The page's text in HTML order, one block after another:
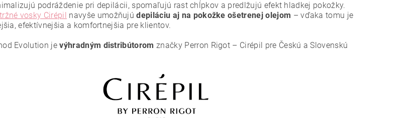
podráždenie pri depilácii, spomaľujú rast chĺpkov a predlžujú efekt hladkej pokožky.
vosky Cirépil navyše umožňujúdepiláciu aj na pokožke ošetrenej olejom – vďaka tomu je
efektívnejšia a komfortnejšia pre klientov.
Evolution jevýhradným distribútorom značky Perron Rigot – Cirépil pre Českú a Slovenskú